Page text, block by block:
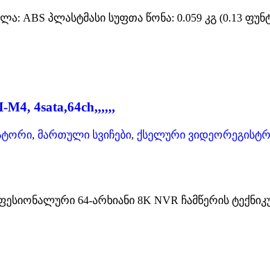
ABS პლასტმასი სუფთა წონა: 0.059 კგ (0.13
4sata,64ch,,,,,,
, მართული სვიჩები, ქსელური
64-არხიანი 8K NVR ჩამწერის